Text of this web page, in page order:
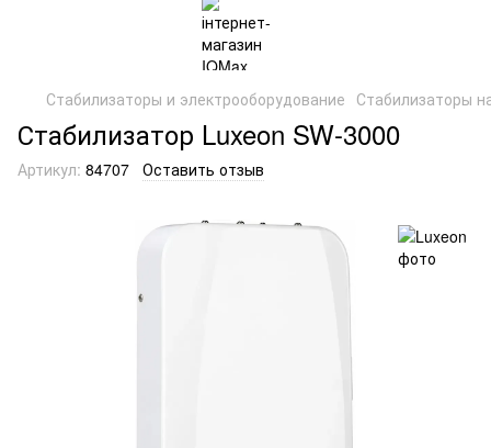
Стабилизаторы и электрооборудование Стабилизаторы
Стабилизатор Luxeon SW-3000
Артикул: 84707 Оставить отзыв